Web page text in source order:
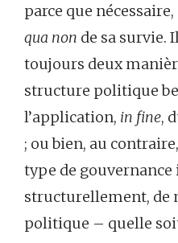
parce que
qua non de sa survie.
toujours deux
structure politique
l’application, in fine,
; ou bien, au
type de gouvernance
structurellement, de
politique – quelle